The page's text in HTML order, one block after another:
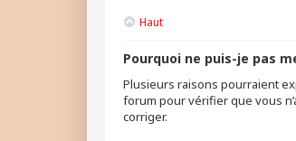
Haut
Pourquoi ne puis-je pas
Plusieurs raisons pourraient
forum pour vérifier que vous
corriger.